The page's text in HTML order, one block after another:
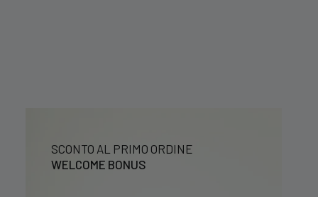
SCONTO AL PRIMO ORDINE
WELCOME BONUS